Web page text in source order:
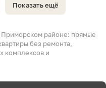
Приморском районе: прямые
без ремонта,
комплексов и
Показать ещё